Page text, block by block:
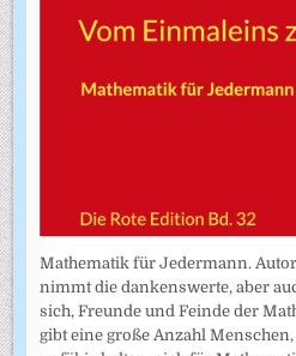
Mathematik für Jedermann.
nimmt die dankenswerte, aber
sich, Freunde und Feinde der
gibt eine große Anzahl